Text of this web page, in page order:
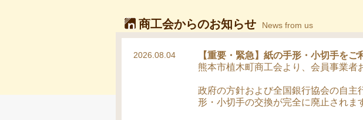
商工会からのお知らせ News from us
2026.08.04
【重要・緊急】紙の手形・小切手を
熊本市植木町商工会より、会員事業者
政府の方針および全国銀行協会の自
形・小切手の交換が完全に廃止されま